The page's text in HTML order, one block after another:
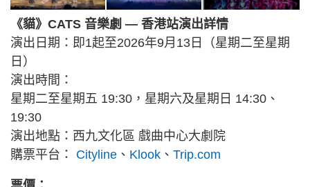
《貓》CATS 音樂劇 — 香港站演出詳情
演出日期：即1起至2026年9月13日（星期二至星期
日）
演出時間：
星期二至星期五 19:30，星期六及星期日 14:30、
19:30
演出地點：西九文化區 戲曲中心大劇院
購票平台： Cityline 、 Klook 、 Trip.com